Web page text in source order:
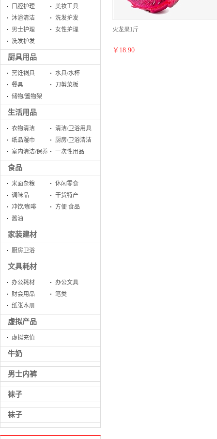
口腔护理
美妆工具
沐浴清洁
洗发护发
男士护理
女性护理
洗发护发
厨具用品
烹饪锅具
水具/水杯
餐具
刀剪菜板
储物/置物架
生活用品
衣物清洁
清洁/卫浴用具
纸品湿巾
厨房/卫浴清洁
室内清洁/保养
一次性用品
食品
米面杂粮
休闲零食
调味品
干货特产
冲饮/咖啡
方便 食品
酱油
家装建材
厨房卫浴
文具耗材
办公耗材
办公文具
财会用品
笔类
纸张本册
虚拟产品
虚拟充值
牛奶
男士内裤
袜子
袜子
火龙果1斤
￥ 18.90